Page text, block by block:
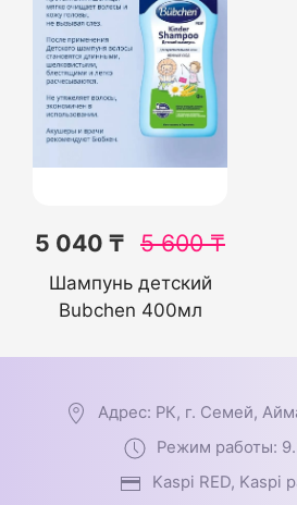
5 040 ₸ 5 600₸
Шампунь детский
Bubchen 400мл
Адрес: РК, г. Семей,
Режим работы:
Kaspi RED, Kaspi